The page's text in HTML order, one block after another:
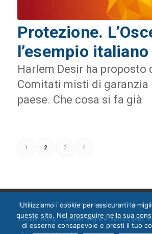
Protezione.
l’esempio italiano
Harlem Desir ha
Comitati misti di garanzia
paese. Che cosa si fa già
1 2 3 4
© Copyright 2015-2024 by Ossigeno per
[cookie policy ] Contatti:
Utilizziamo i cookie per assicurarti la
questo sito. Nel proseguire nella sua
di esserne consapevole e presti il tuo